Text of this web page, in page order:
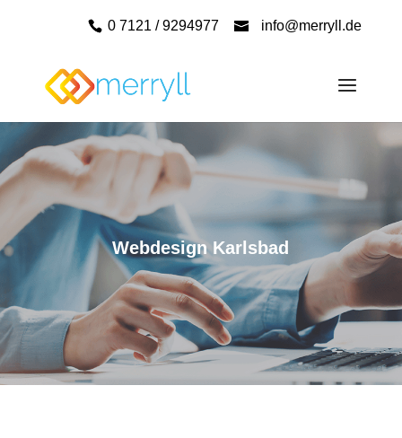
0 7121 / 9294977 info@merryll.de
Webdesign Karlsbad